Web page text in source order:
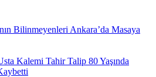
Bilinmeyenleri Ankara’da Masaya
Kalemi Tahir Talip 80 Yaşında